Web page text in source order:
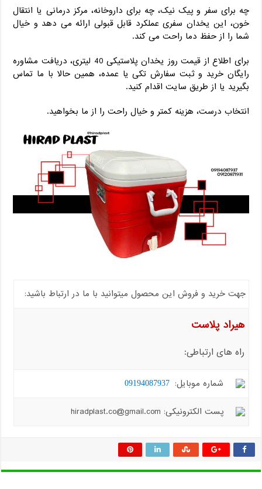
چه برای سفر و پیک‌ نیک، چه برای داروخانه، مرکز درمانی یا انتقال
خون، این یخدان سفری عملکرد قابل قبولی ارائه می‌ دهد و خیال
شما را از حفظ دما راحت می‌ کند.
برای اطلاع از قیمت روز یخدان پلاستیکی 40 لیتری، دریافت مشاوره
رایگان خرید و ثبت سفارش تکی یا عمده، همین حالا با ما تماس
بگیرید یا از طریق سایت اقدام کنید.
انتخاب درست، هزینه کمتر و خیال راحت را از ما بخواهید.
جهت خرید و فروش این محصول میتوانید با ما در ارتباط باشید:
هیراد پلاست
راه های ارتباطی:
شماره موبایل: 09194087937
پست الکترونیکی: hiradplast.co@gmail.com